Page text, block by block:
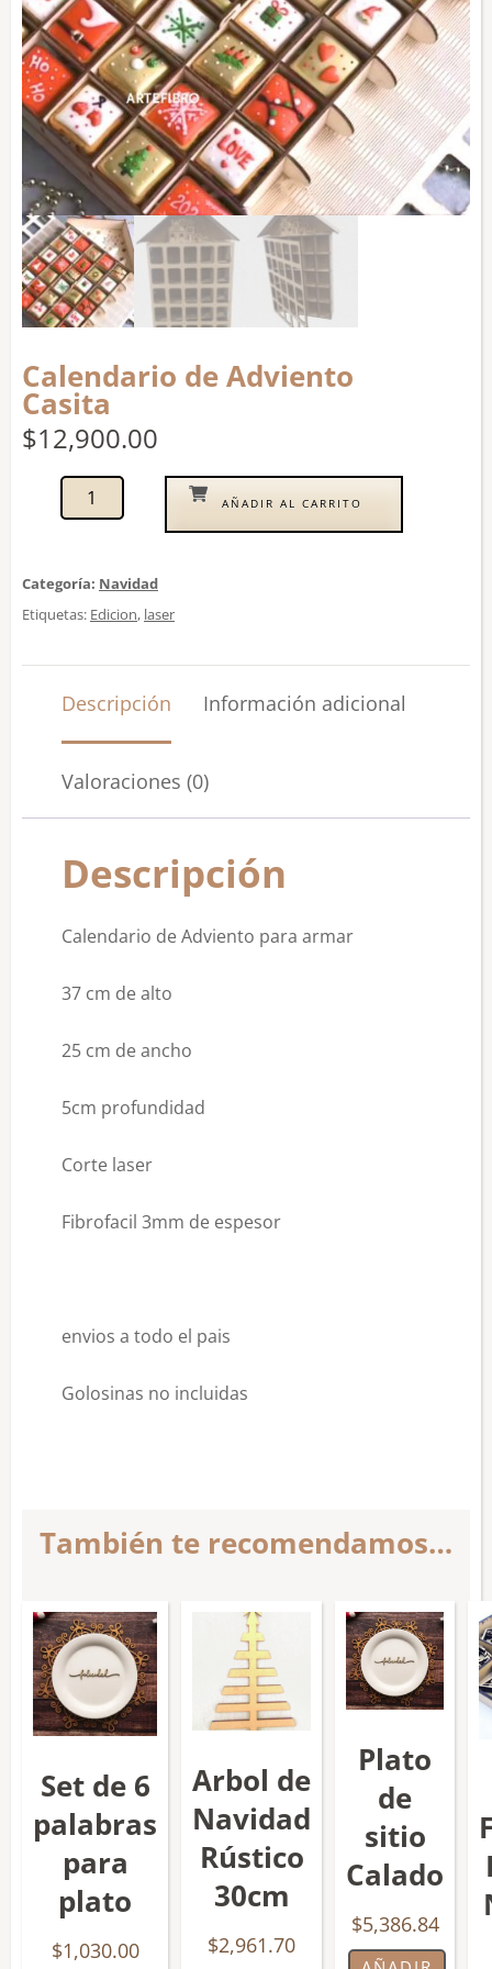
Calendario de Adviento
Casita
$12,900.00
AÑADIR AL CARRITO
Categoría: Navidad
Etiquetas: Edicion, laser
Descripción Información adicional
Valoraciones (0)
Descripción
Calendario de Adviento para armar
37 cm de alto
25 cm de ancho
5cm profundidad
Corte laser
Fibrofacil 3mm de espesor
envios a todo el pais
Golosinas no incluidas
También te recomendamos…
Set de 6
palabras
para
plato
$1,030.00
Arbol de
Navidad
Rústico
30cm
$2,961.70
Plato
de
sitio
Calado
$5,386.84